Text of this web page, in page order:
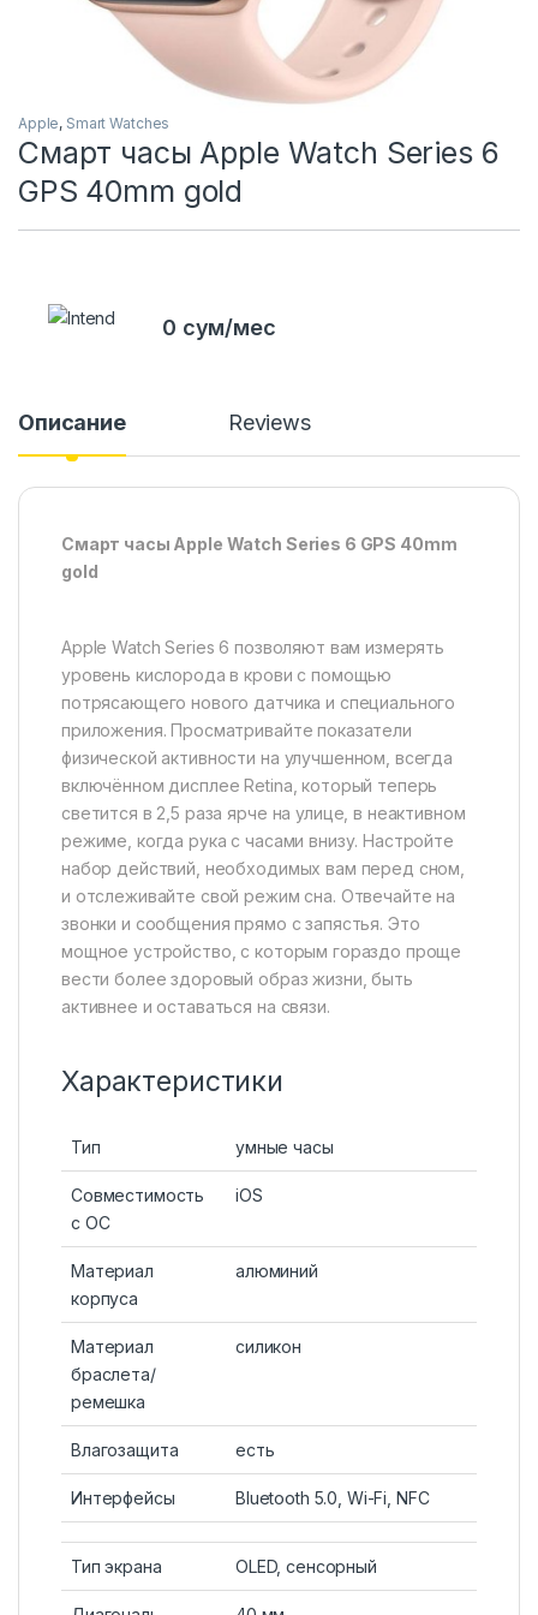
Apple, Smart Watches
Смарт часы Apple Watch Series 6
GPS 40mm gold
0 сум/мес
Описание Reviews
Смарт часы Apple Watch Series 6 GPS 40mm
gold
Apple Watch Series 6 позволяют вам измерять
уровень кислорода в крови с помощью
потрясающего нового датчика и специального
приложения. Просматривайте показатели
физической активности на улучшенном, всегда
включённом дисплее Retina, который теперь
светится в 2,5 раза ярче на улице, в неактивном
режиме, когда рука с часами внизу. Настройте
набор действий, необходимых вам перед сном,
и отслеживайте свой режим сна. Отвечайте на
звонки и сообщения прямо с запястья. Это
мощное устройство, с которым гораздо проще
вести более здоровый образ жизни, быть
активнее и оставаться на связи.
Характеристики
Тип умные часы
Совместимость
с ОС
iOS
Материал
корпуса
алюминий
Материал
браслета/
ремешка
силикон
Влагозащита есть
Интерфейсы Bluetooth 5.0, Wi-Fi, NFC
Тип экрана OLED, сенсорный